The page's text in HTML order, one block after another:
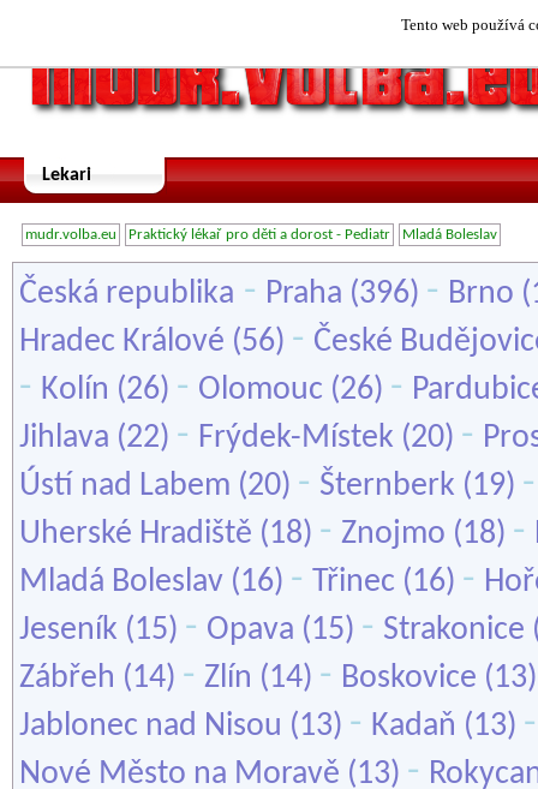
Tento web používá
Lekari
mudr.volba.eu Praktický lékař pro děti a dorost - Pediatr Mladá Boleslav
Česká republika - Praha (396) - Brno
Hradec Králové (56) - České
- Kolín (26) - Olomouc (26) -
Jihlava (22) - Frýdek-Místek (20) -
Ústí nad Labem (20) - Šternberk (19)
Uherské Hradiště (18) - Znojmo (18) -
Mladá Boleslav (16) - Třinec (16) -
Jeseník (15) - Opava (15) - Strakonice
Zábřeh (14) - Zlín (14) - Boskovice
Jablonec nad Nisou (13) - Kadaň (13)
Nové Město na Moravě (13) -